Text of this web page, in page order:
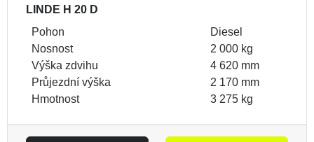
LINDE H 20 D
Pohon
Diesel
Nosnost
2 000 kg
Výška zdvihu
4 620 mm
Průjezdní výška
2 170 mm
Hmotnost
3 275 kg